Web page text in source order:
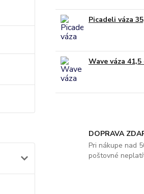
Picadeli váza
Wave váza
DOPRAVA
Pri nákupe nad
poštovné